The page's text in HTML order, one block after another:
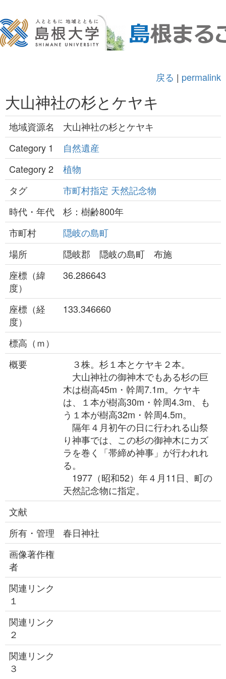
戻る | permalink
大山神社の杉とケヤキ
地域資源名
大山神社の杉とケヤキ
Category 1
自然遺産
Category 2
植物
タグ
市町村指定 天然記念物
時代・年代
杉：樹齢800年
市町村
隠岐の島町
場所
隠岐郡 隠岐の島町 布施
座標（緯
度）
36.286643
座標（経
度）
133.346660
標高（ｍ）
概要
３株。杉１本とケヤキ２本。
大山神社の御神木でもある杉の巨
木は樹高45m・幹周7.1m。ケヤキ
は、１本が樹高30m・幹周4.3m、も
う１本が樹高32m・幹周4.5m。
隔年４月初午の日に行われる山祭
り神事では、この杉の御神木にカズ
ラを巻く「帯締め神事」が行われれ
る。
1977（昭和52）年４月11日、町の
天然記念物に指定。
文献
所有・管理
春日神社
画像著作権
者
関連リンク
１
関連リンク
２
関連リンク
３